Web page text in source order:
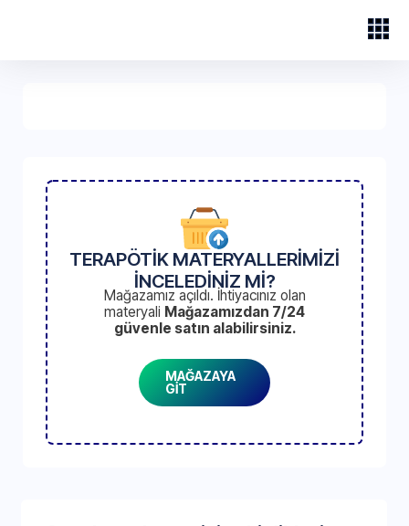
TERAPÖTİK MATERYALLERİMİZİ
İNCELEDİNİZ Mİ?
Mağazamız açıldı. İhtiyacınız olan
materyali Mağazamızdan 7/24
güvenle satın alabilirsiniz.
MAĞAZAYA
GİT